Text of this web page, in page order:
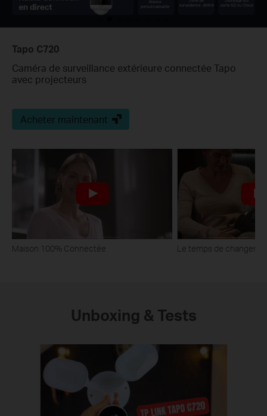
Tapo C720
Caméra de surveillance extérieure connectée Tapo
avec projecteurs
Acheter maintenant
Maison 100% Connectée Le temps de changer
Unboxing & Tests